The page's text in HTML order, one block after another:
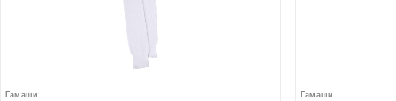
Гамаши Гамаши